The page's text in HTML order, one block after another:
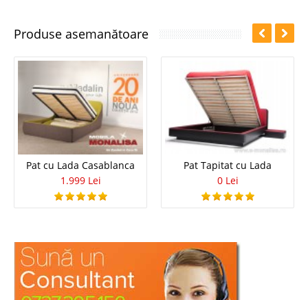
Produse asemanătoare
Pat cu Lada Casablanca
1.999 Lei
Pat Tapitat cu Lada
0 Lei